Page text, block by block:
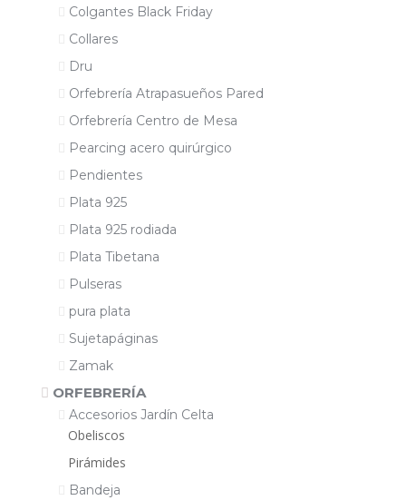
Colgantes Black Friday
Collares
Dru
Orfebrería Atrapasueños Pared
Orfebrería Centro de Mesa
Pearcing acero quirúrgico
Pendientes
Plata 925
Plata 925 rodiada
Plata Tibetana
Pulseras
pura plata
Sujetapáginas
Zamak
ORFEBRERÍA
Accesorios Jardín Celta
Obeliscos
Pirámides
Bandeja